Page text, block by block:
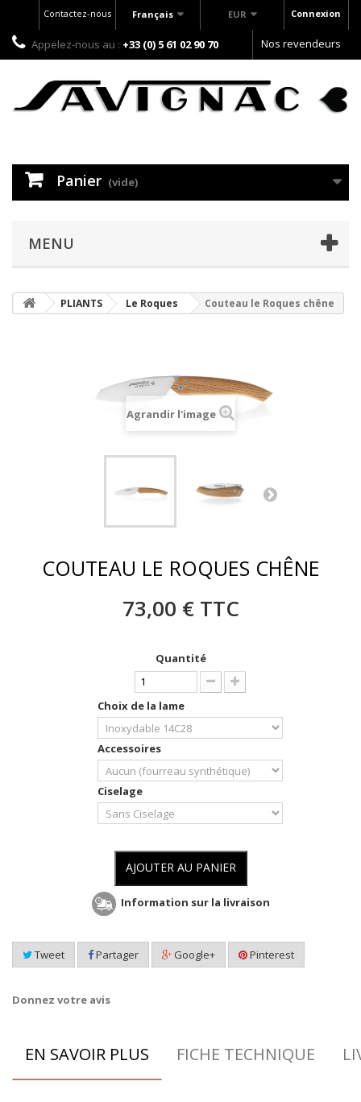
Connexion
EUR
Français
Contactez-nous
Appelez-nous au : +33 (0) 5 61 02 90 70 Nos revendeurs
Panier (vide)
MENU
PLIANTS Le Roques Couteau le Roques chêne
Agrandir l'image
COUTEAU LE ROQUES CHÊNE
73,00 €TTC
Quantité
Choix de la lame
Accessoires
Ciselage
AJOUTER AU PANIER
Information sur la livraison
Tweet Partager Google+ Pinterest
Donnez votre avis
EN SAVOIR PLUS FICHE TECHNIQUE